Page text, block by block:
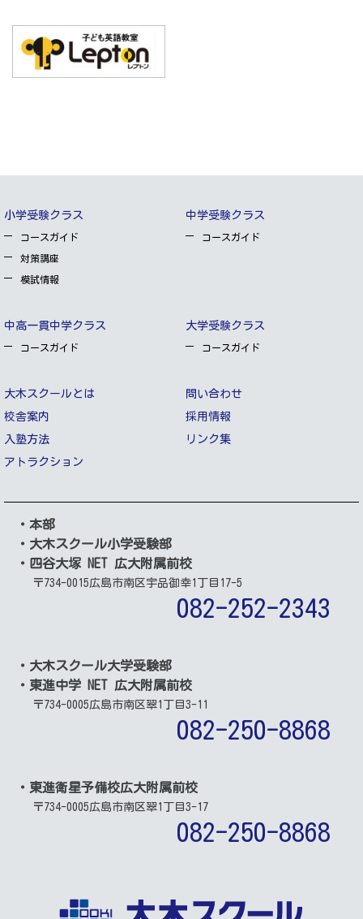
小学受験クラス
コースガイド
対策講座
模試情報
中学受験クラス
コースガイド
中高一貫中学クラス
コースガイド
大学受験クラス
コースガイド
大木スクールとは
校舎案内
入塾方法
アトラクション
問い合わせ
採用情報
リンク集
・本部
・大木スクール小学受験部
・四谷大塚 NET 広大附属前校
〒734-0015広島市南区宇品御幸1丁目17-5
082-252-2343
・大木スクール大学受験部
・東進中学 NET 広大附属前校
〒734-0005広島市南区翠1丁目3-11
082-250-8868
・東進衛星予備校広大附属前校
〒734-0005広島市南区翠1丁目3-17
082-250-8868